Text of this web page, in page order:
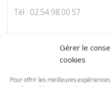
Gérer le
cookies
Pour offrir les meilleures
Tél : 02.54.98.00.57
Pour nous contacter par